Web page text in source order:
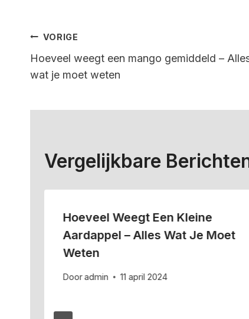
Bericht
Navigatie
VORIGE
Hoeveel weegt een mango gemiddeld –
wat je moet weten
Vergelijkbare
Hoeveel Weegt Een Kleine
Aardappel – Alles Wat Je Moet
Weten
Dooradmin 11 april 2024